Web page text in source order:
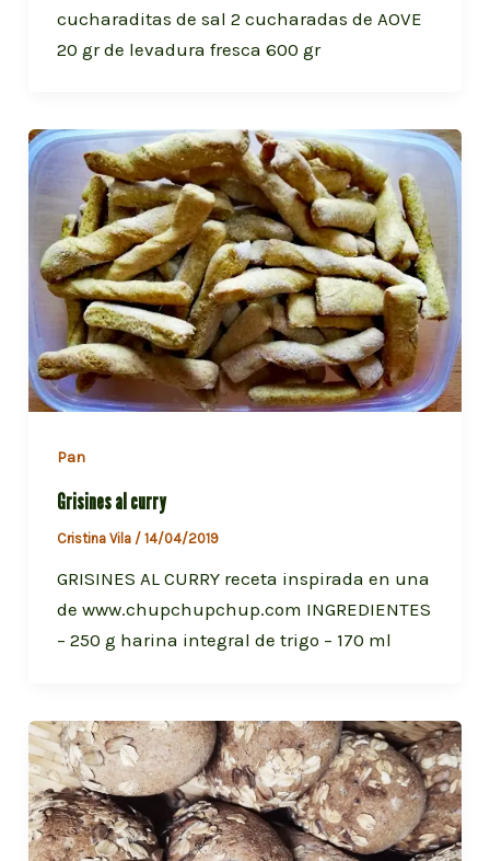
cucharaditas de sal 2 cucharadas de AOVE
20 gr de levadura fresca 600 gr
Pan
Grisines al curry
Cristina Vila / 14/04/2019
GRISINES AL CURRY receta inspirada en una
de www.chupchupchup.com INGREDIENTES
– 250 g harina integral de trigo – 170 ml